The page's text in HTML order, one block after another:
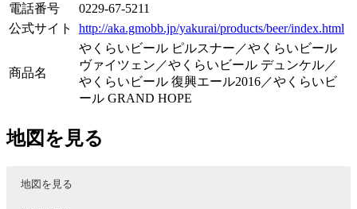
電話番号
0229-67-5211
公式サイト
http://aka.gmobb.jp/yakurai/products/beer/index.html
商品名
やくらいビール ピルスナー／やくらいビール
ヴァイツェン／やくらいビール デュンケル／
やくらいビール 復興エール2016／やくらいビ
ール GRAND HOPE
地図を見る
地図を見る